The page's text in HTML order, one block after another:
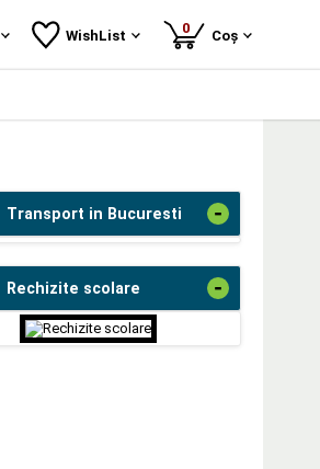
WishList 0produse
Coș
Transport in Bucuresti -
Rechizite scolare -